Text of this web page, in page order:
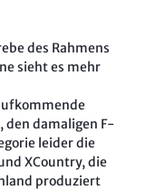
des Rahmens
sieht es mehr
den damaligen F-
leider die
XCountry, die
produziert